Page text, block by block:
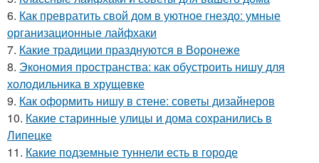
6. Как превратить свой дом в уютное гнездо: умные
организационные лайфхаки
7. Какие традиции празднуются в Воронеже
8. Экономия пространства: как обустроить нишу для
холодильника в хрущевке
9. Как оформить нишу в стене: советы дизайнеров
10. Какие старинные улицы и дома сохранились в
Липецке
11. Какие подземные туннели есть в городе